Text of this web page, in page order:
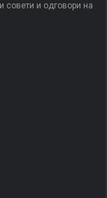
совети и одговори на